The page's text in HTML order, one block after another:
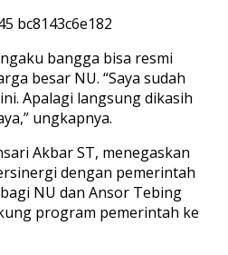
bangga bisa resmi
besar NU. “Saya sudah
Apalagi langsung dikasih
ungkapnya.
Akbar ST, menegaskan
dengan pemerintah
NU dan Ansor Tebing
program pemerintah ke